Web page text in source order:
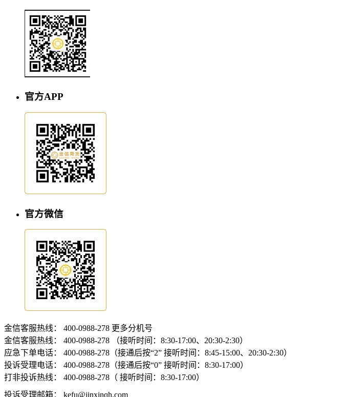
官方APP
官方微信
金信客服热线： 400-0988-278 更多分机号
金信客服热线：
400-0988-278 （接听时间：8:30-17:00、20:30-2:30）
应急下单电话：
400-0988-278（接通后按“2” 接听时间：8:45-15:00、20:30-2:30）
投诉受理电话：
400-0988-278（接通后按“0” 接听时间：8:30-17:00）
打非投诉热线：
400-0988-278（ 接听时间：8:30-17:00）
投诉受理邮箱：
kefu@jinxinqh.com